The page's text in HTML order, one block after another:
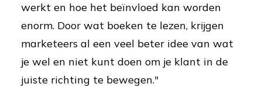
werkt en hoe het beïnvloed kan worden
enorm. Door wat boeken te lezen, krijgen
marketeers al een veel beter idee van wat
je wel en niet kunt doen om je klant in de
juiste richting te bewegen."